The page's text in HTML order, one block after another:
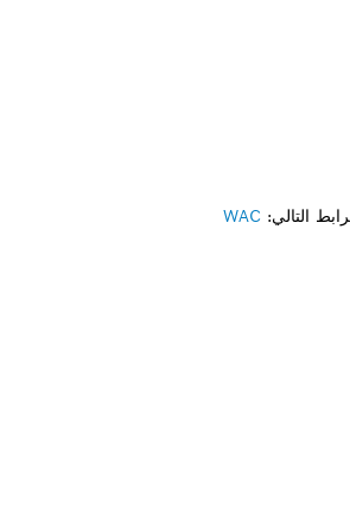
التالي: WAC